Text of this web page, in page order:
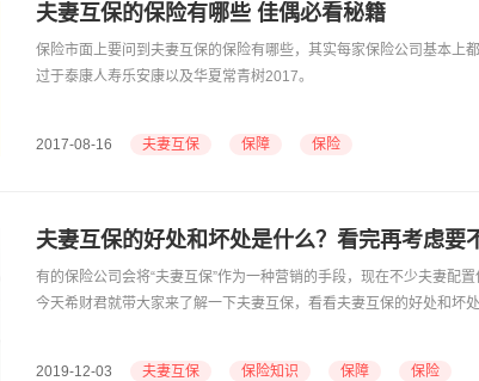
夫妻互保的保险有哪些 佳偶必看秘籍
保险市面上要问到夫妻互保的保险有哪些，其实每家保险公司基本上
过于泰康人寿乐安康以及华夏常青树2017。
2017-08-16 夫妻互保 保障 保险
夫妻互保的好处和坏处是什么？看完再考虑要
有的保险公司会将“夫妻互保”作为一种营销的手段，现在不少夫妻配
今天希财君就带大家来了解一下夫妻互保，看看夫妻互保的好处和坏
2019-12-03 夫妻互保 保险知识 保障 保险